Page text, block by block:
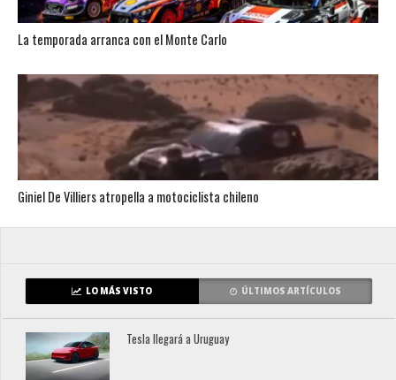
La temporada arranca con el Monte Carlo
Giniel De Villiers atropella a motociclista chileno
LO MÁS VISTO ÚLTIMOS ARTÍCULOS
Tesla llegará a Uruguay